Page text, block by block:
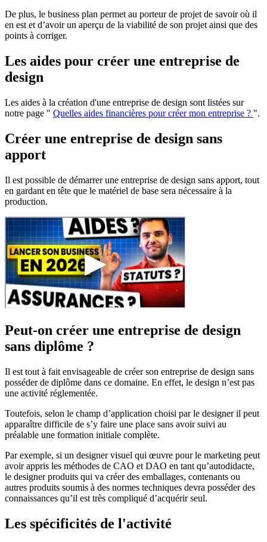
De plus, le business plan permet au porteur de projet de savoir où il
en est et d’avoir un aperçu de la viabilité de son projet ainsi que des
points à corriger.
Les aides pour créer une entreprise de
design
Les aides à la création d'une entreprise de design sont listées sur
notre page " Quelles aides financières pour créer mon entreprise ? ".
Créer une entreprise de design sans
apport
Il est possible de démarrer une entreprise de design sans apport, tout
en gardant en tête que le matériel de base sera nécessaire à la
production.
Peut-on créer une entreprise de design
sans diplôme ?
Il est tout à fait envisageable de créer son entreprise de design sans
posséder de diplôme dans ce domaine. En effet, le design n’est pas
une activité réglementée.
Toutefois, selon le champ d’application choisi par le designer il peut
apparaître difficile de s’y faire une place sans avoir suivi au
préalable une formation initiale complète.
Par exemple, si un designer visuel qui œuvre pour le marketing peut
avoir appris les méthodes de CAO et DAO en tant qu’autodidacte,
le designer produits qui va créer des emballages, contenants ou
autres produits soumis à des normes techniques devra posséder des
connaissances qu’il est très compliqué d’acquérir seul.
Les spécificités de l'activité